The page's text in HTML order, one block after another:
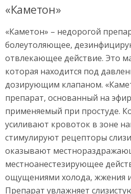
«Каметон»
«Каметон» – недорогой
болеутоляющее,
отвлекающее действие. Это
которая находится под
дозирующим клапаном.
препарат, основанный на
применяемый при простуде.
усиливают кровоток в зоне
стимулируют рецепторы
оказывают
местноанестезирующее
ощущениями холода, жжения
Препарат увлажняет